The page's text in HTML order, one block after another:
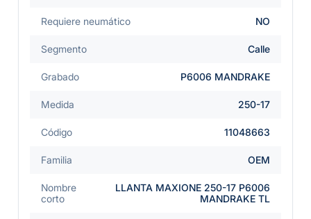
Requiere neumático NO
Segmento Calle
Grabado P6006 MANDRAKE
Medida 250-17
Código 11048663
Familia OEM
Nombre
corto
LLANTA MAXIONE 250-17 P6006
MANDRAKE TL